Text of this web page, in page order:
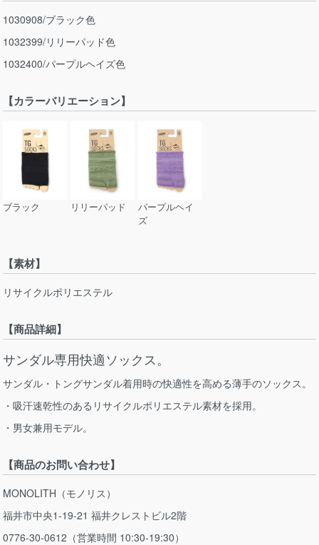
1030908/ブラック色
1032399/リリーパッド色
1032400/パープルヘイズ色
【カラーバリエーション】
ブラック リリーパッド
パープルヘイ
ズ
【素材】
リサイクルポリエステル
【商品詳細】
サンダル専用快適ソックス。
サンダル・トングサンダル着用時の快適性を高める薄手のソックス。
・吸汗速乾性のあるリサイクルポリエステル素材を採用。
・男女兼用モデル。
【商品のお問い合わせ】
MONOLITH（モノリス）
福井市中央1-19-21 福井クレストビル2階
0776-30-0612（営業時間 10:30-19:30）